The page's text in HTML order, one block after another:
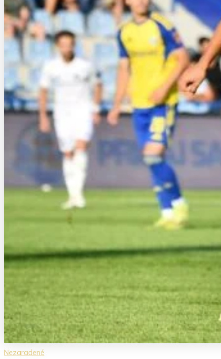
Nezaradené